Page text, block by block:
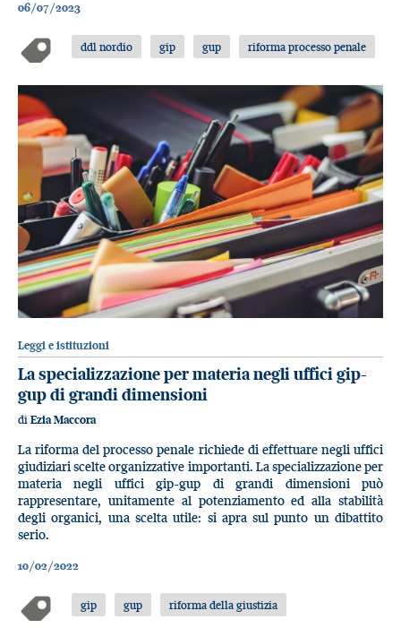
06/07/2023
ddl nordio gip gup riforma processo penale
Leggi e istituzioni
La specializzazione per materia negli uffici gip-
gup di grandi dimensioni
di Ezia Maccora
La riforma del processo penale richiede di effettuare negli uffici
giudiziari scelte organizzative importanti. La specializzazione per
materia negli uffici gip-gup di grandi dimensioni può
rappresentare, unitamente al potenziamento ed alla stabilità
degli organici, una scelta utile: si apra sul punto un dibattito
serio.
10/02/2022
gip gup riforma della giustizia